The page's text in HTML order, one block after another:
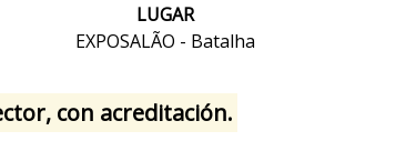
LUGAR
EXPOSALÃO - Batalha
con acreditación.